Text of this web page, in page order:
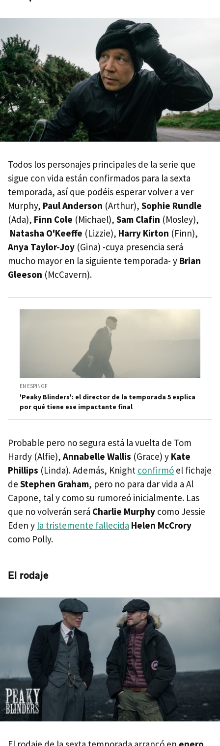
Todos los personajes principales de la serie que
sigue con vida están confirmados para la sexta
temporada, así que podéis esperar volver a ver
Murphy, Paul Anderson (Arthur), Sophie Rundle
(Ada), Finn Cole (Michael), Sam Clafin (Mosley),
Natasha O'Keeffe (Lizzie), Harry Kirton (Finn),
Anya Taylor-Joy (Gina) -cuya presencia será
mucho mayor en la siguiente temporada- y Brian
Gleeson (McCavern).
EN ESPINOF
'Peaky Blinders': el director de la temporada 5 explica
por qué tiene ese impactante final
Probable pero no segura está la vuelta de Tom
Hardy (Alfie), Annabelle Wallis (Grace) y Kate
Phillips (Linda). Además, Knight confirmó el fichaje
de Stephen Graham, pero no para dar vida a Al
Capone, tal y como su rumoreó inicialmente. Las
que no volverán será Charlie Murphy como Jessie
Eden y la tristemente fallecida Helen McCrory
como Polly.
El rodaje